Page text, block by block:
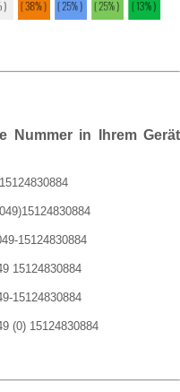
Nummer in Ihrem Gerät
15124830884
15124830884
15124830884
(0) 15124830884